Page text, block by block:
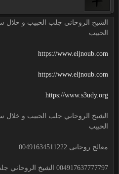
الحبيب
https://www.eljnoub.com
https://www.eljnoub.com
https://www.s3udy.org
الحبيب
معالج روحانى 00491634511222
004917637777797 الشيخ الروحاني جلب الحبيب و خلال ساعة